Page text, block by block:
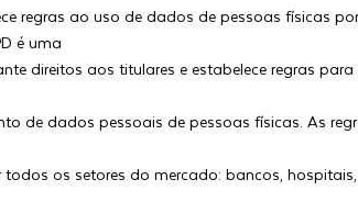
regras ao uso de dados de pessoas físicas
é uma
direitos aos titulares e estabelece regras
de dados pessoais de pessoas físicas. As
os setores do mercado: bancos,